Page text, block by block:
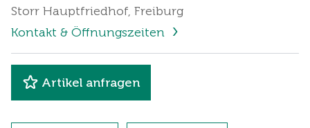
Storr Hauptfriedhof, Freiburg
Kontakt & Öffnungszeiten
Artikel anfragen